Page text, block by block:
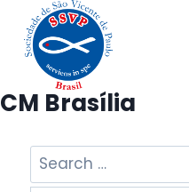
Pular
para
Conteúdo
CM Brasília